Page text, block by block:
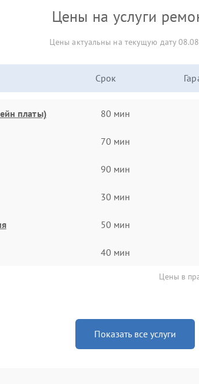
Цены на услуги
Цены актуальны на текущую дату
Срок
платы) 80 мин
70 мин
90 мин
30 мин
50 мин
40 мин
Цены в
Показать все услуги